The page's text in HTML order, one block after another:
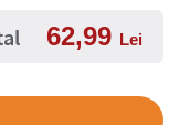
62,99 Lei